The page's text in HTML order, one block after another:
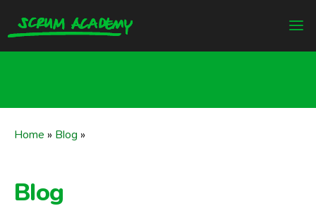
Home » Blog »
Blog